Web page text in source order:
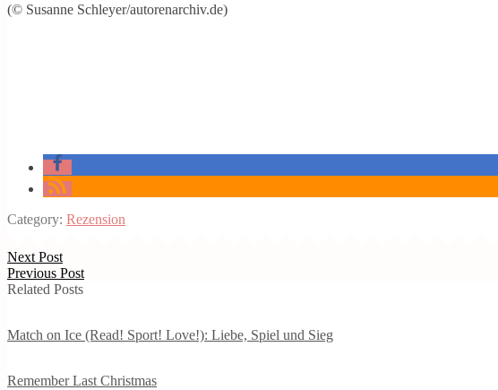
(© Susanne Schleyer/autorenarchiv.de)
Category: Rezension
Next Post
Previous Post
Related Posts
Match on Ice (Read! Sport! Love!): Liebe, Spiel und Sieg
Remember Last Christmas